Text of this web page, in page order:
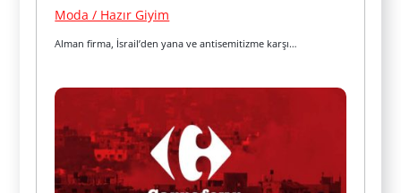
Moda / Hazır Giyim
Alman firma, İsrail’den yana ve antisemitizme karşı…